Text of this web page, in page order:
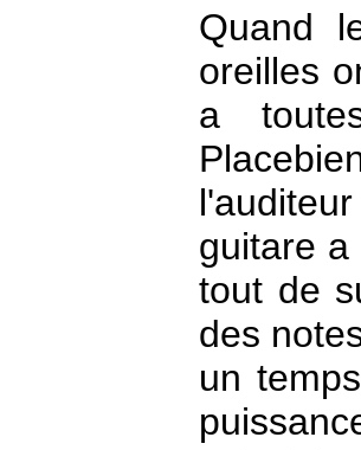
Quand
oreilles
a
guitare
tout de
des
un